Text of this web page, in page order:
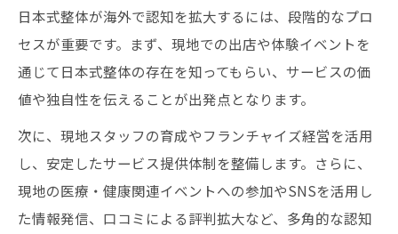
日本式整体が海外で認知を拡大するには、段階的なプロ
セスが重要です。まず、現地での出店や体験イベントを
通じて日本式整体の存在を知ってもらい、サービスの価
値や独自性を伝えることが出発点となります。
次に、現地スタッフの育成やフランチャイズ経営を活用
し、安定したサービス提供体制を整備します。さらに、
現地の医療・健康関連イベントへの参加やSNSを活用し
た情報発信、口コミによる評判拡大など、多角的な認知